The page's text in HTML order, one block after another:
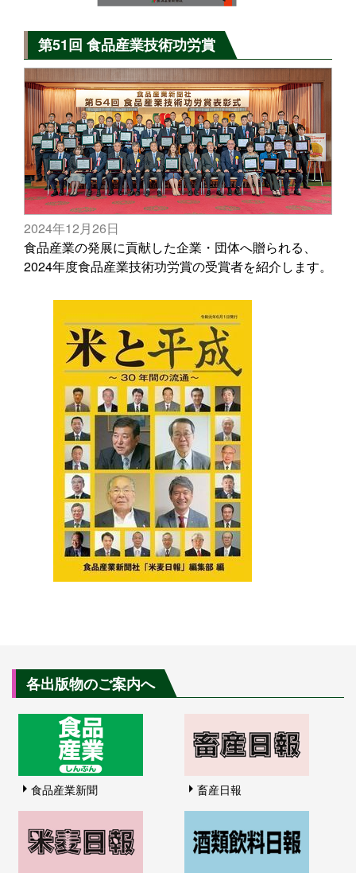
第51回 食品産業技術功労賞
2024年12月26日
食品産業の発展に貢献した企業・団体へ贈られる、
2024年度食品産業技術功労賞の受賞者を紹介します。
各出版物のご案内へ
食品産業新聞 畜産日報